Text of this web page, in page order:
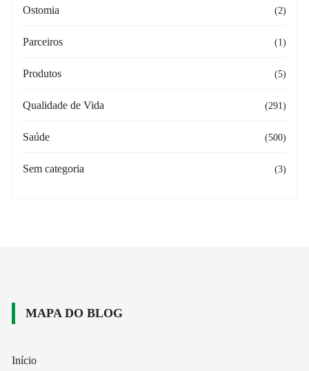
Ostomia (2)
Parceiros (1)
Produtos (5)
Qualidade de Vida (291)
Saúde (500)
Sem categoria (3)
MAPA DO BLOG
Início